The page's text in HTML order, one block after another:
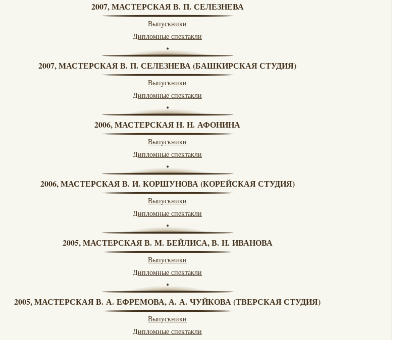
2007, МАСТЕРСКАЯ В. П. СЕЛЕЗНЕВА
Выпускники
Дипломные спектакли
2007, МАСТЕРСКАЯ В. П. СЕЛЕЗНЕВА (БАШКИРСКАЯ СТУДИЯ)
Выпускники
Дипломные спектакли
2006, МАСТЕРСКАЯ Н. Н. АФОНИНА
Выпускники
Дипломные спектакли
2006, МАСТЕРСКАЯ В. И. КОРШУНОВА (КОРЕЙСКАЯ СТУДИЯ)
Выпускники
Дипломные спектакли
2005, МАСТЕРСКАЯ В. М. БЕЙЛИСА, В. Н. ИВАНОВА
Выпускники
Дипломные спектакли
2005, МАСТЕРСКАЯ В. А. ЕФРЕМОВА, А. А. ЧУЙКОВА (ТВЕРСКАЯ СТУДИЯ)
Выпускники
Дипломные спектакли